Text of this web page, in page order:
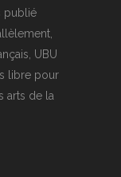
publié
UBU
libre pour
arts de la